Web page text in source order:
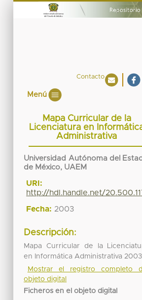
Contacto
Menú
Mapa Curricular de la
Licenciatura en
Administrativa
Universidad Autónoma del
de México, UAEM
URI:
http://hdl.handle.net/
Fecha: 2003
Descripción:
Mapa Curricular de la
en Informática Administrativa 2003
Mostrar el registro completo
objeto digital
Ficheros en el objeto digital